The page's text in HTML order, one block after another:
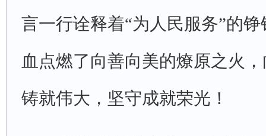
言一行诠释着“为人民服务”的
血点燃了向善向美的燎原之火
铸就伟大，坚守成就荣光！